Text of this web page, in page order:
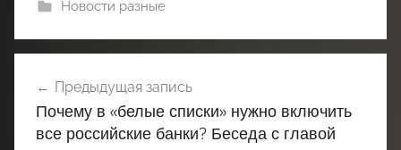
Новости разные
по
записям
Предыдущая запись
Почему в «белые списки» нужно включить
все российские банки? Беседа с главой